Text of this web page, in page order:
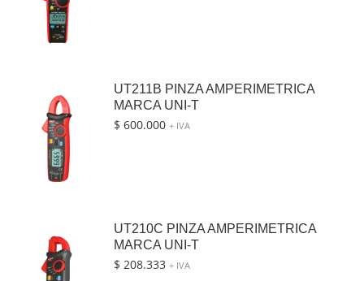
UT211B PINZA AMPERIMETRICA
MARCA UNI-T
$ 600.000 + IVA
UT210C PINZA AMPERIMETRICA
MARCA UNI-T
$ 208.333 + IVA